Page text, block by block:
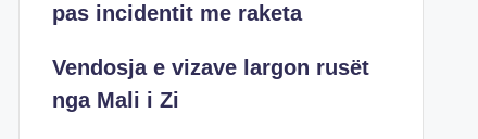
pas incidentit me raketa
Vendosja e vizave largon rusët
nga Mali i Zi